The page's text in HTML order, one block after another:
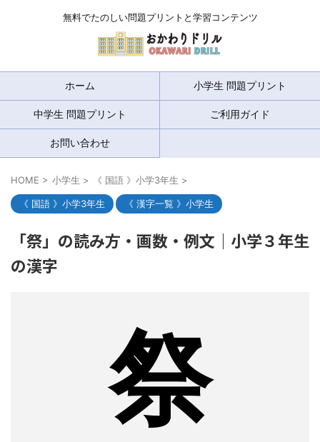
無料でたのしい問題プリントと学習コンテンツ
ホーム 小学生 問題プリント
中学生 問題プリント ご利用ガイド
お問い合わせ
HOME > 小学生 > 《 国語 》小学3年生 >
《 国語 》小学3年生 《 漢字一覧 》小学生
「祭」の読み方・画数・例文｜小学３年生
の漢字
祭